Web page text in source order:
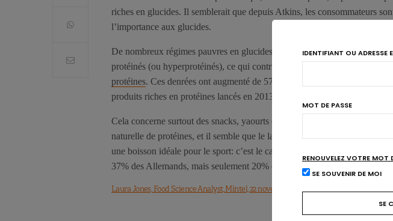
riches en glucides. Il semblerait que depuis Atkins, les consommateurs
l’importance aux glucides.
De nombreux régimes pauvres en glucides sont aussi riches en protéines,
protéinés (ou hyperprotéinés), ce qui contribue à l’engouement des
protéines. Ces denrées ont augmenté de 57% entre 2008 et 2013, avec
produits riches en protéines lancés en 2013 par rapport à 2008.
Cela concerne surtout des snacks, yaourts et plats préparés. Les produits
naturelle de protéines, et il semble que le lait, bien que souvent critiqué,
une boisson idéale pour le sport: c’est le cas pour 52% des Italiens, 49%
37% des Allemands, mais seulement 20% des Britanniques.
Laura Jones, Food Science Analyst, Mintel, 22 novembre 2013.
IDENTIFIANT OU ADRESSE
MOT DE PASSE
RENOUVELEZ VOTRE MOT
SE SOUVENIR DE MOI